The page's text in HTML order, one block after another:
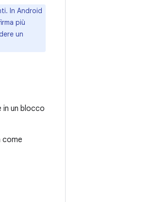
In Android
più
un
in un blocco
come